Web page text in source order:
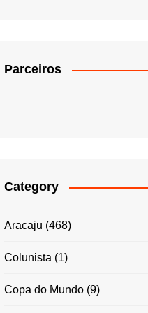
Parceiros
Category
Aracaju (468)
Colunista (1)
Copa do Mundo (9)